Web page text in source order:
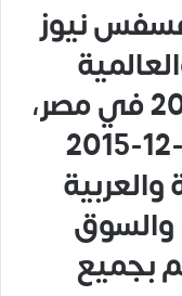
نيوز
اليوم الجمعة 18-12-2015 في مصر،
نشرة الإقتصاد اليوم 18-12-2015
والسوق
بجميع